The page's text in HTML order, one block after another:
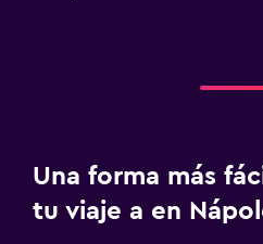
Una forma más
tu viaje a en